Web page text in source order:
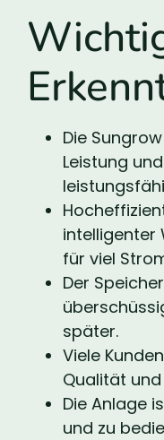
Die
Leistung
intelligenter
für viel
Der
später.
Viele
Qualität
Die Anlage
und zu